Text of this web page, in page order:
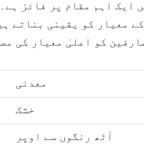
معیار کو یقینی بناتے
کو اعلیٰ معیار کی
معدنی
خشک
آٹھ رنگوں سے اوپر